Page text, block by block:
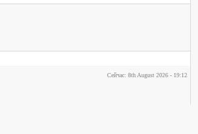
Сейчас: 8th August 2026 - 19:12